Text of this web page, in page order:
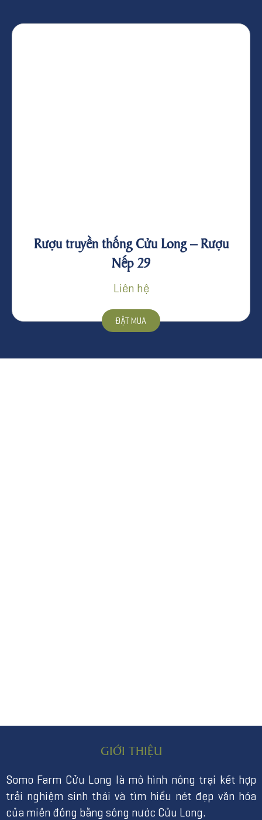
Rượu truyền thống Cửu Long – Rượu
Nếp 29
Liên hệ
ĐẶT MUA
GIỚI THIỆU
Somo Farm Cửu Long là mô hình nông trại kết hợp
trải nghiệm sinh thái và tìm hiểu nét đẹp văn hóa
của miền đồng bằng sông nước Cửu Long.